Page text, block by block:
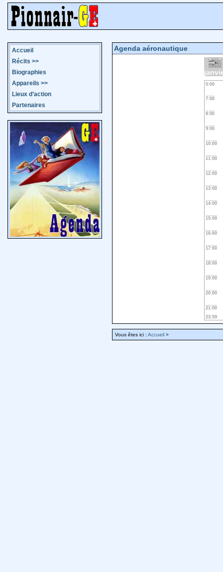
Accueil
Récits >>
Biographies
Appareils >>
Lieux d’action
Partenaires
Agenda aéronautique
0:00
7:00
8:00
9:00
10:00
11:00
12:00
13:00
14:00
15:00
16:00
17:00
18:00
19:00
20:00
21:00
23:59
Vous êtes ici : Accueil >